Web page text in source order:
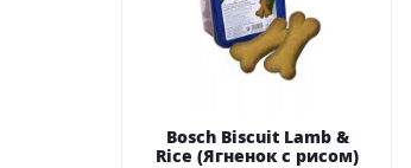
Bosch Biscuit Lamb &
Rice (Ягненок с рисом)